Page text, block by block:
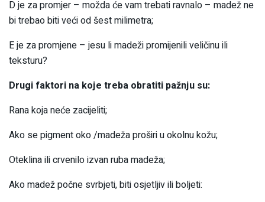
D je za promjer – možda će vam trebati ravnalo – madež ne
bi trebao biti veći od šest milimetra;
E je za promjene – jesu li madeži promijenili veličinu ili
teksturu?
Drugi faktori na koje treba obratiti pažnju su:
Rana koja neće zacijeliti;
Ako se pigment oko /madeža proširi u okolnu kožu;
Oteklina ili crvenilo izvan ruba madeža;
Ako madež počne svrbjeti, biti osjetljiv ili boljeti: